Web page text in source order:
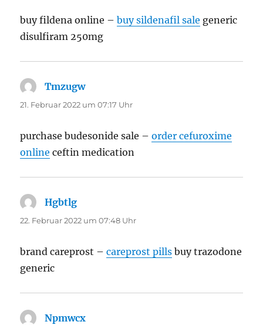
buy fildena online –buy sildenafil sale generic
disulfiram 250mg
Tmzugwsagt:
21. Februar 2022 um 07:17 Uhr
purchase budesonide sale –order cefuroxime
online ceftin medication
Hgbtlg
22. Februar 2022 um 07:48 Uhr
brand careprost –careprost pills buy trazodone
generic
Npmwcx